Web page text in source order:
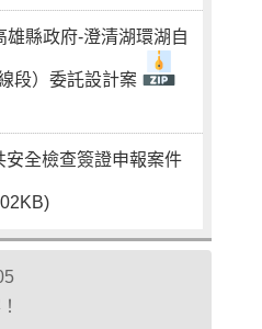
雄縣政府-澄清湖環湖自
段）委託設計案
安全檢查簽證申報案件